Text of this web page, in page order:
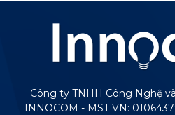
Công ty TNHH Công Nghệ
INNOCOM - MST VN: